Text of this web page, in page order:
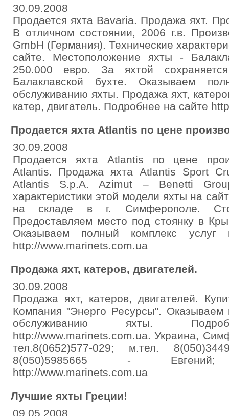
30.09.2008
Продается яхта Bavaria. Продажа яхт.
В отличном состоянии, 2006 г.в.
GmbH (Германия). Технические
сайте. Местоположение яхты -
250.000 евро. За яхтой
Балаклавской бухте. Оказываем
обслуживанию яхты. Продажа яхт,
катер, двигатель. Подробнее на сайте
Продается яхта Atlantis по цене
30.09.2008
Продается яхта Atlantis по цене
Atlantis. Продажа яхта Atlantis Sport
Atlantis S.p.A. Azimut – Benetti
характеристики этой модели яхты на
на складе в г. Симферополе.
Предоставляем место под стоянку в
Оказываем полный комплекс услуг
http://www.marinets.com.ua
Продажа яхт, катеров, двигателей.
30.09.2008
Продажа яхт, катеров, двигателей.
Компания "Энерго Ресурсы". Оказываем
обслуживанию яхты.
http://www.marinets.com.ua. Украина,
тел.8(0652)577-029; м.тел.
8(050)5985665 - Евгений;
http://www.marinets.com.ua
Лучшие яхты Греции!
09.05.2008